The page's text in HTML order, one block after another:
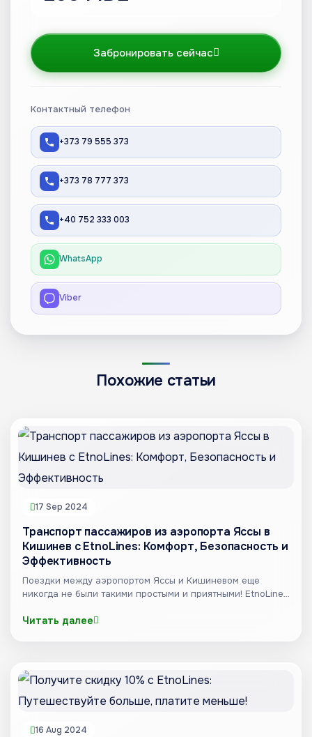
Забронировать сейчас
Контактный телефон
+373 79 555 373
+373 78 777 373
+40 752 333 003
WhatsApp
Viber
Похожие статьи
17 Sep 2024
Транспорт пассажиров из аэропорта Яссы в
Кишинев с EtnoLines: Комфорт, Безопасность и
Эффективность
Поездки между аэропортом Яссы и Кишиневом еще
никогда не были такими простыми и приятными! EtnoLines
Читать далее
16 Aug 2024